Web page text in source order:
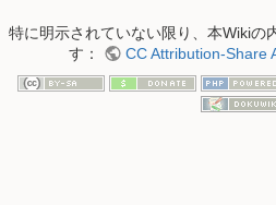
特に明示されていない限り、本Wikiの
す：
CC Attribution-Share